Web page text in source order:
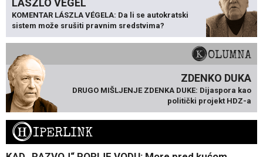
LÁSZLÓ VÉGEL
KOMENTAR LÁSZLA VÉGELA: Da li se autokratski
sistem može srušiti pravnim sredstvima?
KOLUMNA
ZDENKO DUKA
DRUGO MIŠLJENJE ZDENKA DUKE: Dijaspora kao
politički projekt HDZ-a
HIPERLINK